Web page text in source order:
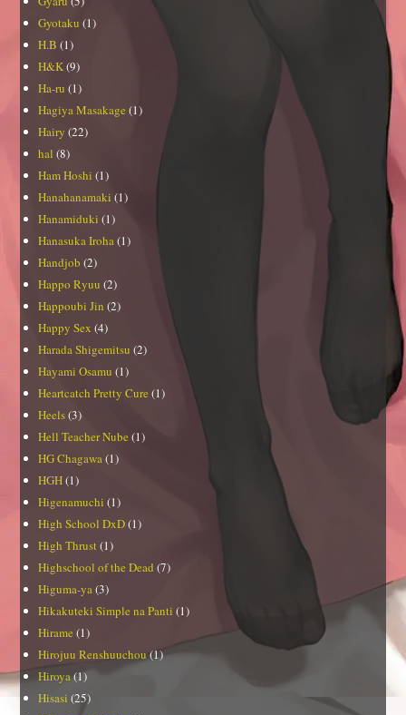
Gyotaku (1)
H.B (1)
H&K(9)
Ha-ru (1)
Hagiya Masakage (1)
Hairy (22)
hal (8)
Ham Hoshi (1)
Hanahanamaki (1)
Hanamiduki (1)
Hanasuka Iroha(1)
Handjob (2)
Happo Ryuu (2)
Happoubi Jin (2)
Happy Sex (4)
Harada Shigemitsu (2)
Hayami Osamu (1)
Heartcatch Pretty Cure (1)
Heels(3)
Hell Teacher Nube (1)
HG Chagawa(1)
HGH(1)
Higenamuchi (1)
High School DxD(1)
High Thrust (1)
Highschool of the Dead (7)
Higuma-ya(3)
Hikakuteki Simple na Panti (1)
Hirame (1)
Hirojuu Renshuuchou (1)
Hiroya(1)
Hisasi (25)